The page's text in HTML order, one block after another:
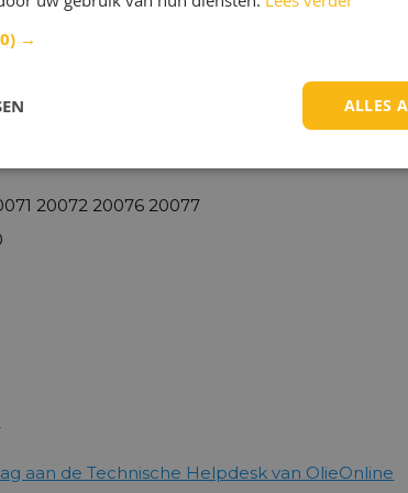
Plus
20072 20076 20077
aan de Technische Helpdesk van OlieOnline
→
ALLES